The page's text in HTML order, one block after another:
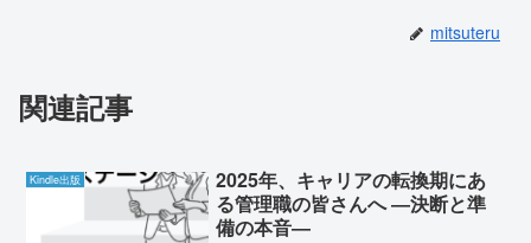
mitsuteru
関連記事
Kindle出版
2025年、キャリアの転換期にあ
る管理職の皆さんへ ―決断と準
備の本音―